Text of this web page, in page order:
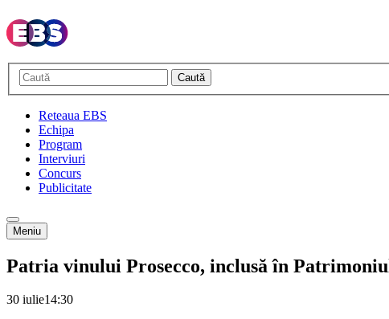
Caută
Reteaua EBS
Echipa
Program
Interviuri
Concurs
Publicitate
Meniu
Patria vinului Prosecco, inclusă în
30 iulie14:30